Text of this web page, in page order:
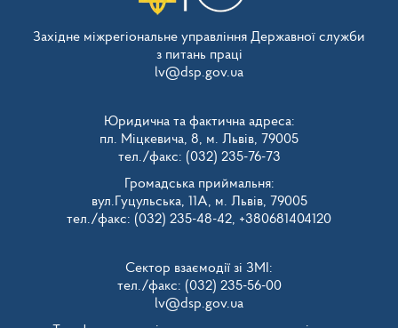
Західне міжрегіональне управління Державної служби
з питань праці
lv@dsp.gov.ua
Юридична та фактична адреса:
пл. Міцкевича, 8, м. Львів, 79005
тел./факс: (032) 235-76-73
Громадська приймальня:
вул.Гуцульська, 11А, м. Львів, 79005
тел./факс: (032) 235-48-42, +380681404120
Сектор взаємодії зі ЗМІ:
тел./факс: (032) 235-56-00
lv@dsp.gov.ua